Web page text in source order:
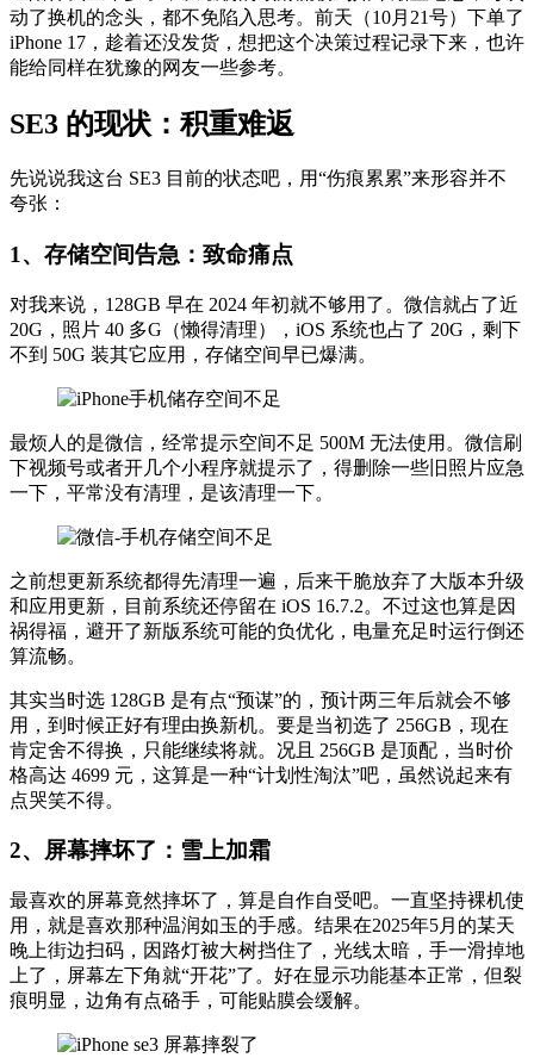
动了换机的念头，都不免陷入思考。前天（10月21号）下单了
iPhone 17，趁着还没发货，想把这个决策过程记录下来，也许
能给同样在犹豫的网友一些参考。
SE3 的现状：积重难返
先说说我这台 SE3 目前的状态吧，用“伤痕累累”来形容并不
夸张：
1、存储空间告急 ：致命痛点
对我来说，128GB 早在 2024 年初就不够用了。微信就占了近
20G，照片 40 多G（懒得清理），iOS 系统也占了 20G，剩下
不到 50G 装其它应用，存储空间早已爆满。
最烦人的是微信，经常提示空间不足 500M 无法使用。微信刷
下视频号或者开几个小程序就提示了，得删除一些旧照片应急
一下，平常没有清理，是该清理一下。
之前想更新系统都得先清理一遍，后来干脆放弃了大版本升级
和应用更新，目前系统还停留在 iOS 16.7.2。不过这也算是因
祸得福，避开了新版系统可能的负优化，电量充足时运行倒还
算流畅。
其实当时选 128GB 是有点“预谋”的，预计两三年后就会不够
用，到时候正好有理由换新机。要是当初选了 256GB，现在
肯定舍不得换，只能继续将就。况且 256GB 是顶配，当时价
格高达 4699 元，这算是一种“计划性淘汰”吧，虽然说起来有
点哭笑不得。
2、屏幕摔坏了 ：雪上加霜
最喜欢的屏幕竟然摔坏了，算是自作自受吧。一直坚持裸机使
用，就是喜欢那种温润如玉的手感。结果在2025年5月的某天
晚上街边扫码，因路灯被大树挡住了，光线太暗，手一滑掉地
上了，屏幕左下角就“开花”了。好在显示功能基本正常，但裂
痕明显，边角有点硌手，可能贴膜会缓解。